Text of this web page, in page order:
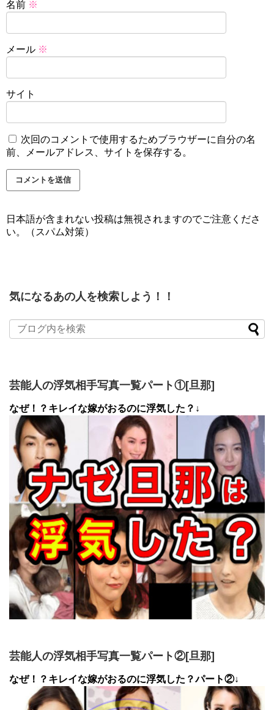
名前 ※
メール ※
サイト
次回のコメントで使用するためブラウザーに自分の名
前、メールアドレス、サイトを保存する。
日本語が含まれない投稿は無視されますのでご注意くださ
い。（スパム対策）
気になるあの人を検索しよう！！
芸能人の浮気相手写真一覧パート①[旦那]
なぜ！？キレイな嫁がおるのに浮気した？↓
芸能人の浮気相手写真一覧パート②[旦那]
なぜ！？キレイな嫁がおるのに浮気した？パート②↓